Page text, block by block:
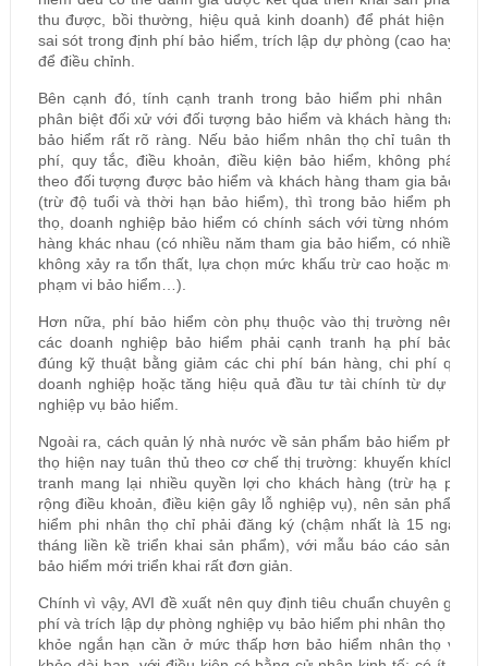
thu được, bồi thường, hiệu quả kinh doanh) để phát hiện
sai sót trong định phí bảo hiểm, trích lập dự phòng (cao hay
để điều chỉnh.
Bên cạnh đó, tính cạnh tranh trong bảo hiểm phi nhân thọ
phân biệt đối xử với đối tượng bảo hiểm và khách hàng tham
bảo hiểm rất rõ ràng. Nếu bảo hiểm nhân thọ chỉ tuân thủ
phí, quy tắc, điều khoản, điều kiện bảo hiểm, không phân
theo đối tượng được bảo hiểm và khách hàng tham gia bảo
(trừ độ tuổi và thời hạn bảo hiểm), thì trong bảo hiểm phi
thọ, doanh nghiệp bảo hiểm có chính sách với từng nhóm
hàng khác nhau (có nhiều năm tham gia bảo hiểm, có nhiều
không xảy ra tổn thất, lựa chọn mức khấu trừ cao hoặc mở
phạm vi bảo hiểm…).
Hơn nữa, phí bảo hiểm còn phụ thuộc vào thị trường nên
các doanh nghiệp bảo hiểm phải cạnh tranh hạ phí bảo
đúng kỹ thuật bằng giảm các chi phí bán hàng, chi phí quản
doanh nghiệp hoặc tăng hiệu quả đầu tư tài chính từ dự
nghiệp vụ bảo hiểm.
Ngoài ra, cách quản lý nhà nước về sản phẩm bảo hiểm phi
thọ hiện nay tuân thủ theo cơ chế thị trường: khuyến khích
tranh mang lại nhiều quyền lợi cho khách hàng (trừ hạ phí
rộng điều khoản, điều kiện gây lỗ nghiệp vụ), nên sản phẩm
hiểm phi nhân thọ chỉ phải đăng ký (chậm nhất là 15 ngày
tháng liền kề triển khai sản phẩm), với mẫu báo cáo sản
bảo hiểm mới triển khai rất đơn giản.
Chính vì vậy, AVI đề xuất nên quy định tiêu chuẩn chuyên gia
phí và trích lập dự phòng nghiệp vụ bảo hiểm phi nhân thọ và
khỏe ngắn hạn cần ở mức thấp hơn bảo hiểm nhân thọ và